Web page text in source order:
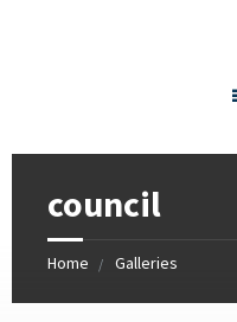
council
Home Galleries